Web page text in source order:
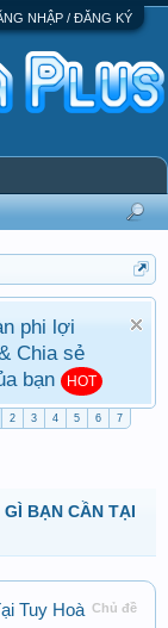
NHẬP / ĐĂNG KÝ
phi lợi
Chia sẻ
bạn
HOT
2 3 4 5 6 7
BẠN CẦN TẠI
Chủ đề
Tuy Hoà